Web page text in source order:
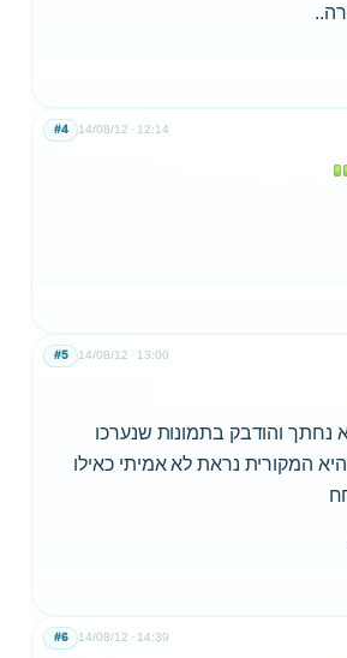
14/08/12 12:14
#4
14/08/12 13:00
#5
נחתך והודבק בתמונות שנערכו
המקורית נראת לא אמיתי כאילו
14/08/12 14:39
#6